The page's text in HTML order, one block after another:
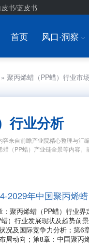
皮书/蓝皮书
首页 风口·洞察 I
» 聚丙烯蜡（PP蜡）行业市
行业分析
来自前瞻产业院精心整理与
（PP蜡）产业链全景等内容
2029年中国聚丙烯
：聚丙烯蜡（PP蜡）行业
蜡）行业发展现状及趋势
况及国际竞争力分析；第6
局动向；第8章：中国聚丙